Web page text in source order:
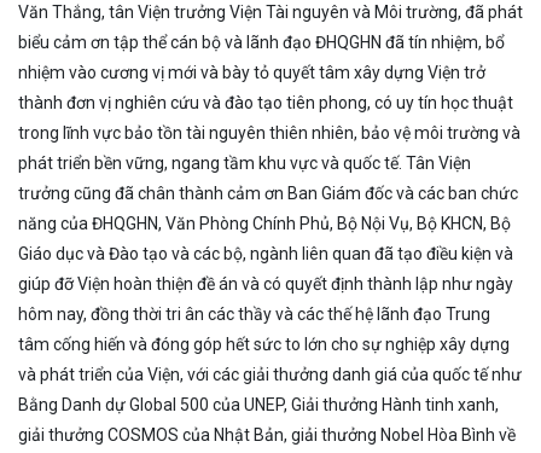
Văn Thắng, tân Viện trưởng Viện Tài nguyên và Môi trường, đã phát
biểu cảm ơn tập thể cán bộ và lãnh đạo ĐHQGHN đã tín nhiệm, bổ
nhiệm vào cương vị mới và bày tỏ quyết tâm xây dựng Viện trở
thành đơn vị nghiên cứu và đào tạo tiên phong, có uy tín học thuật
trong lĩnh vực bảo tồn tài nguyên thiên nhiên, bảo vệ môi trường và
phát triển bền vững, ngang tầm khu vực và quốc tế. Tân Viện
trưởng cũng đã chân thành cảm ơn Ban Giám đốc và các ban chức
năng của ĐHQGHN, Văn Phòng Chính Phủ, Bộ Nội Vụ, Bộ KHCN, Bộ
Giáo dục và Đào tạo và các bộ, ngành liên quan đã tạo điều kiện và
giúp đỡ Viện hoàn thiện đề án và có quyết định thành lập như ngày
hôm nay, đồng thời tri ân các thầy và các thế hệ lãnh đạo Trung
tâm cống hiến và đóng góp hết sức to lớn cho sự nghiệp xây dựng
và phát triển của Viện, với các giải thưởng danh giá của quốc tế như
Bằng Danh dự Global 500 của UNEP, Giải thưởng Hành tinh xanh,
giải thưởng COSMOS của Nhật Bản, giải thưởng Nobel Hòa Bình về